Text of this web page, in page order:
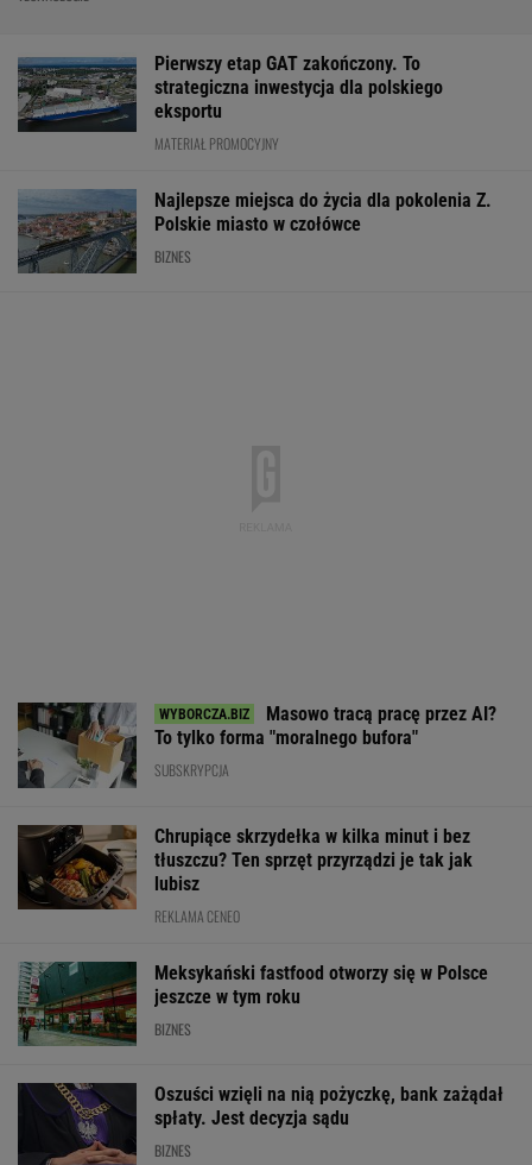
Pierwszy etap GAT zakończony. To
strategiczna inwestycja dla polskiego
eksportu
MATERIAŁ PROMOCYJNY
Najlepsze miejsca do życia dla pokolenia Z.
Polskie miasto w czołówce
BIZNES
Masowo tracą pracę przez AI?
To tylko forma "moralnego bufora"
SUBSKRYPCJA
Chrupiące skrzydełka w kilka minut i bez
tłuszczu? Ten sprzęt przyrządzi je tak jak
lubisz
REKLAMA CENEO
Meksykański fastfood otworzy się w Polsce
jeszcze w tym roku
BIZNES
Oszuści wzięli na nią pożyczkę, bank zażądał
spłaty. Jest decyzja sądu
BIZNES